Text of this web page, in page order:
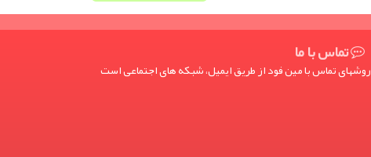
تماس با ما
روشهای تماس با مین فود از طریق ایمیل، شبکه های اجتماعی است